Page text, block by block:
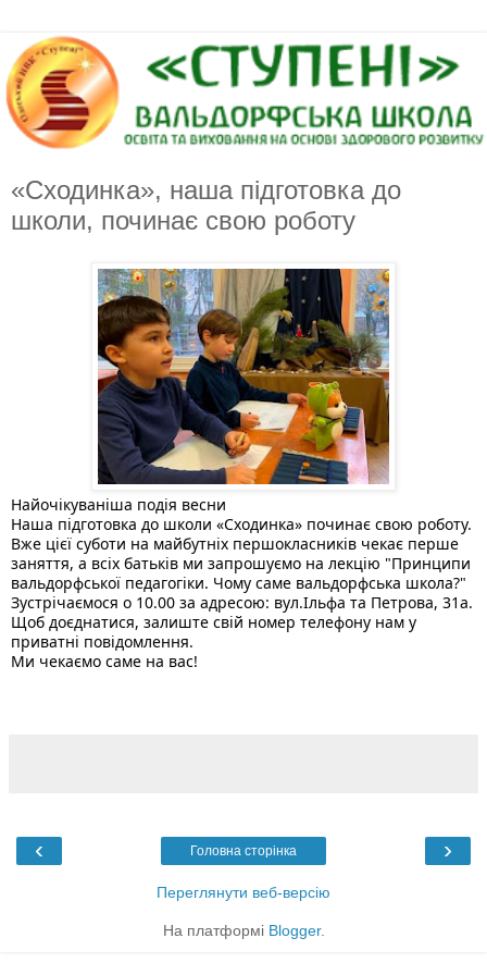
«Сходинка», наша підготовка до
школи, починає свою роботу
Найочікуваніша подія весни
Наша підготовка до школи «Сходинка» починає свою роботу.
Вже цієї суботи на майбутніх першокласників чекає перше
заняття, а всіх батьків ми запрошуємо на лекцію "Принципи
вальдорфської педагогіки. Чому саме вальдорфська школа?"
Зустрічаємося о 10.00 за адресою: вул.Ільфа та Петрова, 31а.
Щоб доєднатися, залиште свій номер телефону нам у
приватні повідомлення.
Ми чекаємо саме на вас!
‹ ›
Головна сторінка
Переглянути веб-версію
На платформі Blogger.